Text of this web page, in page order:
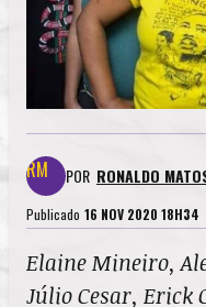
POR RONALDO
Publicado 16 NOV 2020 18H34
Elaine Mineiro,
Júlio Cesar, Erick